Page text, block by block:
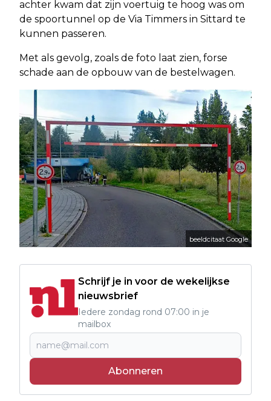
achter kwam dat zijn voertuig te hoog was om
de spoortunnel op de Via Timmers in Sittard te
kunnen passeren.
Met als gevolg, zoals de foto laat zien, forse
schade aan de opbouw van de bestelwagen.
beeldcitaat Google
Schrijf je in voor de wekelijkse
nieuwsbrief
Iedere zondag rond 07:00 in je
mailbox
Abonneren